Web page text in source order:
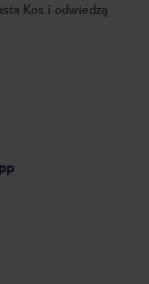
Kos i odwiedzą